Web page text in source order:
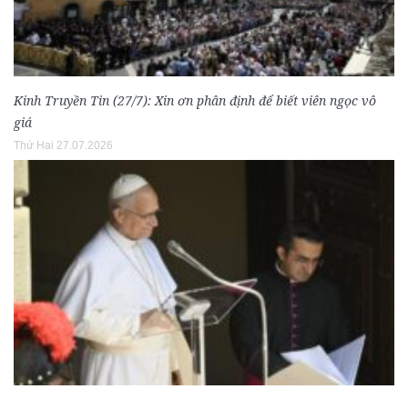
Kinh Truyền Tin (27/7): Xin ơn phân định để biết viên ngọc vô
giá
Thứ Hai 27.07.2026